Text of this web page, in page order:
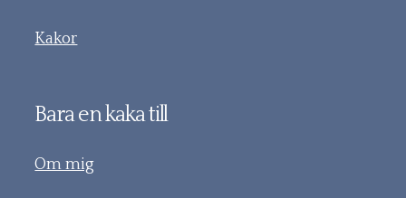
Kakor
Bara en kaka till
Om mig